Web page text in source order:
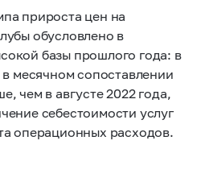
прироста цен на
обусловлено в
базы прошлого года: в
месячном сопоставлении
чем в августе 2022 года,
себестоимости услуг
операционных расходов.